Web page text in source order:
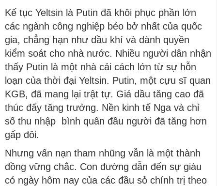
Kế tục Yeltsin là Putin đã khôi phục phần lớn
các ngành công nghiệp béo bở nhất của quốc
gia, chẳng hạn như dầu khí và dành quyền
kiểm soát cho nhà nước. Nhiều người dân nhận
thấy Putin là một nhà cải cách lớn từ sự hỗn
loạn của thời đại Yeltsin. Putin, một cựu sĩ quan
KGB, đã mang lại trật tự. Giá dầu tăng cao đã
thúc đẩy tăng trưởng. Nền kinh tế Nga và chỉ
số thu nhập bình quân đầu người đã tăng hơn
gấp đôi.
Nhưng vấn nạn tham nhũng vẫn là một thành
đồng vững chắc. Con đường dẫn đến sự giàu
có ngày hôm nay của các đầu sỏ chính trị theo